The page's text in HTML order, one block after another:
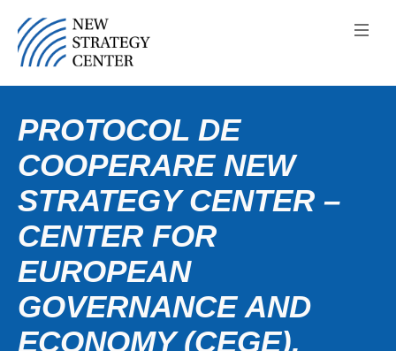
PROTOCOL DE
COOPERARE NEW
STRATEGY CENTER –
CENTER FOR
EUROPEAN
GOVERNANCE AND
ECONOMY (CEGE),